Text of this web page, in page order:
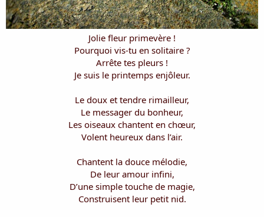
Jolie fleur primevère !
Pourquoi vis-tu en solitaire ?
Arrête tes pleurs !
Je suis le printemps enjôleur.
Le doux et tendre rimailleur,
Le messager du bonheur,
Les oiseaux chantent en chœur,
Volent heureux dans l’air.
Chantent la douce mélodie,
De leur amour infini,
D’une simple touche de magie,
Construisent leur petit nid.